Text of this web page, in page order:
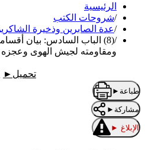
الرئيسية
/شروحات الكتب
/عدة الصابرين وذخيرة
/
(8) الباب السادس: بيان
ومقاومته لجيش الهوى وعجزه
تحميل ►
طباعة ►
مشاركة ►
الإبلاغ ►